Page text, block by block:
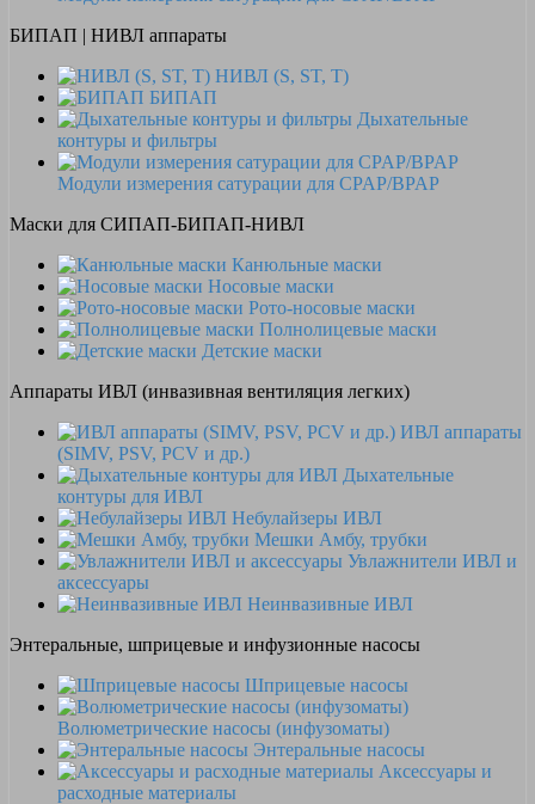
БИПАП | НИВЛ аппараты
НИВЛ (S, ST, T)
БИПАП
Дыхательные
контуры и фильтры
Модули измерения сатурации для CPAP/BPAP
Маски для СИПАП-БИПАП-НИВЛ
Канюльные маски
Носовые маски
Рото-носовые маски
Полнолицевые маски
Детские маски
Аппараты ИВЛ (инвазивная вентиляция легких)
ИВЛ аппараты
(SIMV, PSV, PCV и др.)
Дыхательные
контуры для ИВЛ
Небулайзеры ИВЛ
Мешки Амбу, трубки
Увлажнители ИВЛ и
аксессуары
Неинвазивные ИВЛ
Энтеральные, шприцевые и инфузионные насосы
Шприцевые насосы
Волюметрические насосы (инфузоматы)
Энтеральные насосы
Аксессуары и
расходные материалы